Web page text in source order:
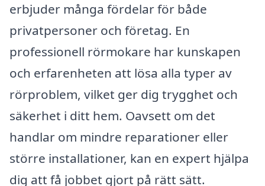
erbjuder många fördelar för både
privatpersoner och företag. En
professionell rörmokare har kunskapen
och erfarenheten att lösa alla typer av
rörproblem, vilket ger dig trygghet och
säkerhet i ditt hem. Oavsett om det
handlar om mindre reparationer eller
större installationer, kan en expert hjälpa
dig att få jobbet gjort på rätt sätt.